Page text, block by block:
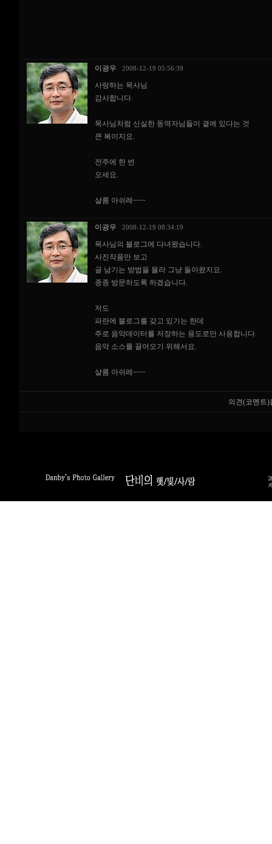
이광우 2008-12-19 05:56:39
사랑하는 목사님
감사합니다.
목사님처럼 신실한 동역자님들이 곁에 있다는 것
큰 복이지요.
전주에 한 번
오세요.
샬롬 아쉬레~~~
이광우 2008-12-19 08:34:19
목사님의 블로그에 다녀왔습니다.
사진작품만 보고
글 남기는 방법을 몰라 그냥 돌아왔지요.
종종 방문하도록 하겠습니다.
저도
파란에 블로그를 갖고 있기는 한데
주로 음악데이터를 저장하는 용도로만 사용합니다.
음악 소스를 끌어오기 위해서요.
샬롬 아쉬레~~~
의견(코멘트)